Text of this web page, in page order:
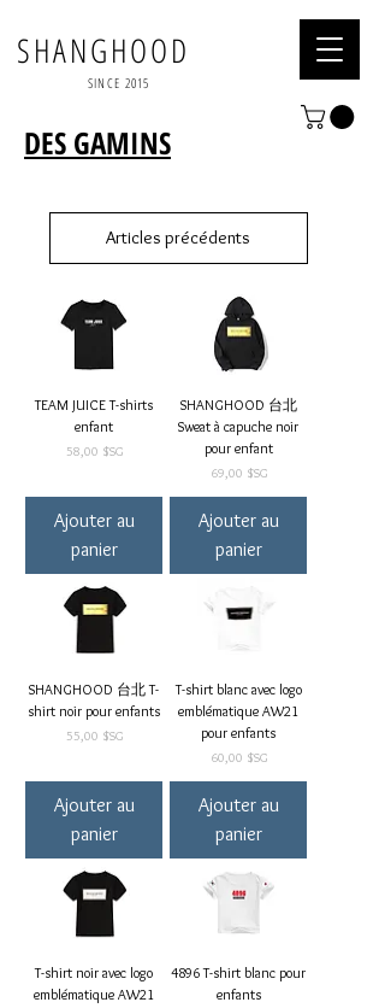
SHANGHOOD
SINCE 2015
DES GAMINS
Articles précédents
TEAM JUICE T-shirts
enfant
Prix
58,00 $SG
Ajouter au
panier
SHANGHOOD 台北
Sweat à capuche noir
pour enfant
Prix
69,00 $SG
Ajouter au
panier
SHANGHOOD 台北 T-
shirt noir pour enfants
Prix
55,00 $SG
Ajouter au
panier
T-shirt blanc avec logo
emblématique AW21
pour enfants
Prix
60,00 $SG
Ajouter au
panier
T-shirt noir avec logo
emblématique AW21
4896 T-shirt blanc pour
enfants